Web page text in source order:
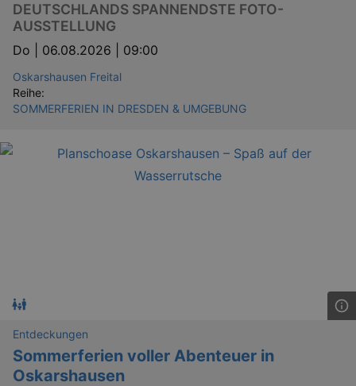
DEUTSCHLANDS SPANNENDSTE FOTO-
AUSSTELLUNG
Do | 06.08.2026 | 09:00
Oskarshausen Freital
Reihe:
SOMMERFERIEN IN DRESDEN & UMGEBUNG
Entdeckungen
Sommerferien voller Abenteuer in
Oskarshausen